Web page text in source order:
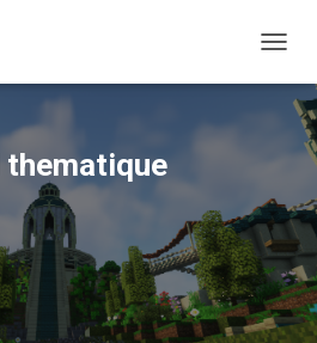
thematique